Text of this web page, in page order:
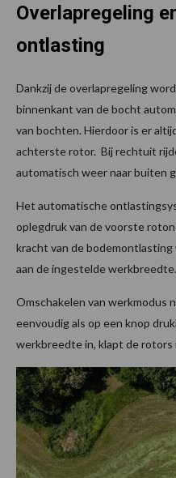
Overlapregeling
ontlasting
Dankzij de overlapregeling
binnenkant van de bocht
van bochten. Hierdoor is er
achterste rotor. Bij rechtuit
automatisch weer naar buiten
Het automatische
oplegdruk van de voorste
kracht van de
aan de ingestelde werkbreedte.
Omschakelen van werkmodus
eenvoudig als op een knop
werkbreedte in, klapt de